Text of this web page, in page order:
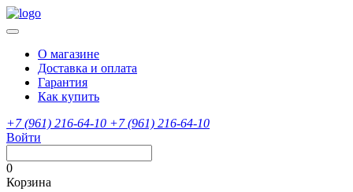
О магазине
Доставка и оплата
Гарантия
Как купить
+7 (961) 216-64-10 +7 (961) 216-64-10
Войти
0
Корзина